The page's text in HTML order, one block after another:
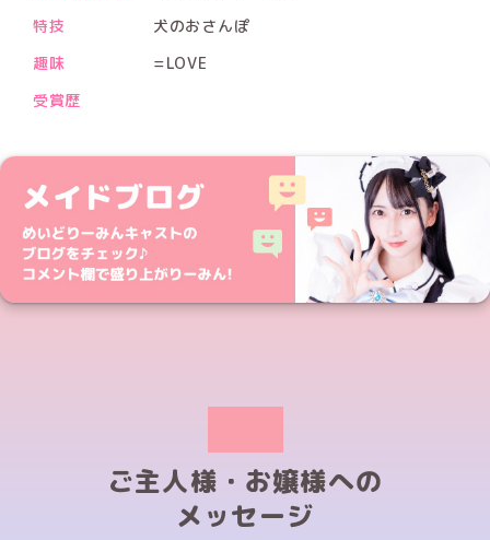
特技
犬のおさんぽ
趣味
=LOVE
受賞歴
ご主人様・お嬢様への
メッセージ